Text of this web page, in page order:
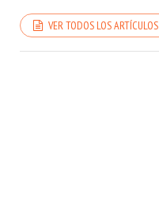
VER TODOS LOS ARTÍCULOS